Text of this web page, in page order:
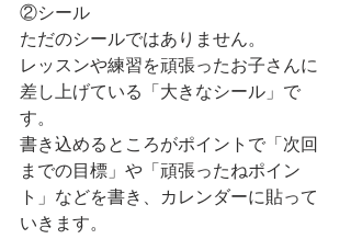
②シール
ただのシールではありません。
レッスンや練習を頑張ったお子さんに
差し上げている「大きなシール」で
す。
書き込めるところがポイントで「次回
までの目標」や「頑張ったねポイン
ト」などを書き、カレンダーに貼って
いきます。